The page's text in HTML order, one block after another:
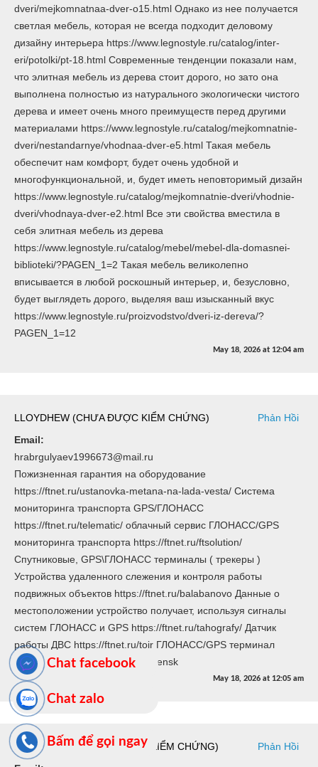
dveri/mejkomnatnaa-dver-o15.html Однако из нее получается
светлая мебель, которая не всегда подходит деловому
дизайну интерьера https://www.legnostyle.ru/catalog/inter-
eri/potolki/pt-18.html Современные тенденции показали нам,
что элитная мебель из дерева стоит дорого, но зато она
выполнена полностью из натурального экологически чистого
дерева и имеет очень много преимуществ перед другими
материалами https://www.legnostyle.ru/catalog/mejkomnatnie-
dveri/nestandarnye/vhodnaa-dver-e5.html Такая мебель
обеспечит нам комфорт, будет очень удобной и
многофункциональной, и, будет иметь неповторимый дизайн
https://www.legnostyle.ru/catalog/mejkomnatnie-dveri/vhodnie-
dveri/vhodnaya-dver-e2.html Все эти свойства вместила в
себя элитная мебель из дерева
https://www.legnostyle.ru/catalog/mebel/mebel-dla-domasnei-
biblioteki/?PAGEN_1=2 Такая мебель великолепно
вписывается в любой роскошный интерьер, и, безусловно,
будет выглядеть дорого, выделяя ваш изысканный вкус
https://www.legnostyle.ru/proizvodstvo/dveri-iz-dereva/?
PAGEN_1=12
May 18, 2026 at 12:04 am
LLOYDHEW (CHƯA ĐƯỢC KIỂM CHỨNG)
Phản Hồi
Email:
hrabrgulyaev1996673@mail.ru
Пожизненная гарантия на оборудование
https://ftnet.ru/ustanovka-metana-na-lada-vesta/ Система
мониторинга транспорта GPS/ГЛОНАСС
https://ftnet.ru/telematic/ облачный сервис ГЛОНАСС/GPS
мониторинга транспорта https://ftnet.ru/ftsolution/
Спутниковые, GPS\ГЛОНАСС терминалы ( трекеры )
Устройства удаленного слежения и контроля работы
подвижных объектов https://ftnet.ru/balabanovo Данные о
местоположении устройство получает, используя сигналы
систем ГЛОНАСС и GPS https://ftnet.ru/tahografy/ Датчик
работы ДВС https://ftnet.ru/toir ГЛОНАСС/GPS терминал
МБИК 3020 https://ftnet.ru/smolensk
May 18, 2026 at 12:05 am
HOWARDBUH (CHƯA ĐƯỢC KIỂM CHỨNG)
Phản Hồi
Bấm để gọi ngay
Chat zalo
Chat facebook